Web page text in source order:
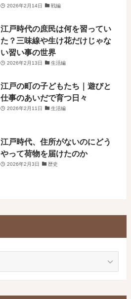
2026年2月14日 戦編
江戸時代の庶民は何を習ってい
た？三味線や生け花だけじゃな
い習い事の世界
2026年2月13日 生活編
江戸の町の子どもたち｜遊びと
仕事のあいだで育つ日々
2026年2月11日 生活編
江戸時代、住所がないのにどう
やって荷物を届けたのか
2026年2月3日 歴史